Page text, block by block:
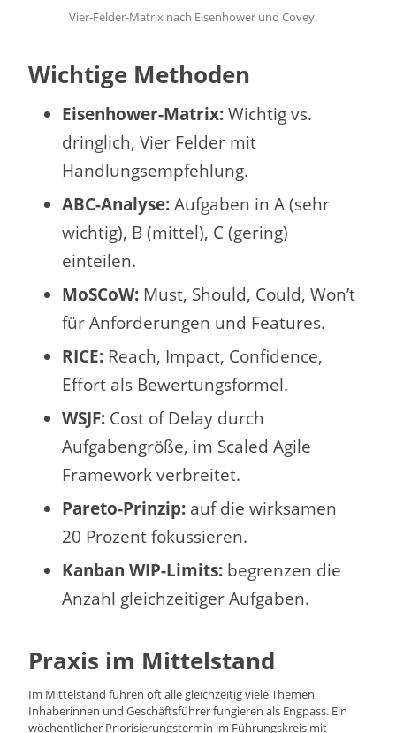
Vier-Felder-Matrix nach Eisenhower und Covey.
Wichtige Methoden
Eisenhower-Matrix:Wichtig vs.
dringlich, Vier Felder mit
Handlungsempfehlung.
ABC-Analyse:Aufgaben in A (sehr
wichtig), B (mittel), C (gering)
einteilen.
MoSCoW: Must, Should, Could, Won’t
für Anforderungen und Features.
RICE: Reach, Impact, Confidence,
Effort als Bewertungsformel.
WSJF: Cost of Delay durch
Aufgabengröße, im Scaled Agile
Framework verbreitet.
Pareto-Prinzip: auf die wirksamen
20 Prozent fokussieren.
Kanban WIP-Limits: begrenzen die
Anzahl gleichzeitiger Aufgaben.
Praxis im Mittelstand
Im Mittelstand führen oft alle gleichzeitig viele Themen,
Inhaberinnen und Geschäftsführer fungieren als Engpass. Ein
wöchentlicher Priorisierungstermin im Führungskreis mit